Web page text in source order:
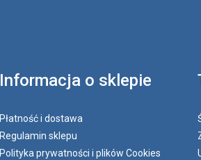
Informacja o sklepie
Płatność i dostawa
Regulamin sklepu
Polityka prywatności i plików Cookies